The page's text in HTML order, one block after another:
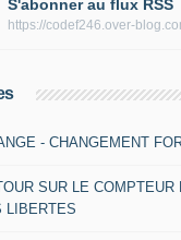
S'abonner au flux RSS
https://codef246.over-
- CHANGEMENT
SUR LE COMPTEUR
LIBERTES